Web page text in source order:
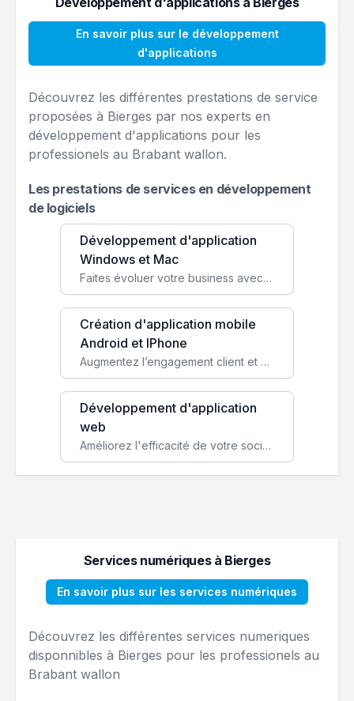
En savoir plus sur le développement
d'applications
Découvrez les différentes prestations de service
proposées à Bierges par nos experts en
développement d'applications pour les
professionels au Brabant wallon.
Les prestations de services en développement
de logiciels
Développement d'application
Windows et Mac
Faites évoluer votre business avec des solutions logicielles personnalisées, parfaitement adaptées à vos besoins spécifiques.
Création d'application mobile
Android et IPhone
Augmentez l’engagement client et simplifiez vos processus avec une application mobile sur mesure, disponible sur iOS et Android.
Développement d'application
web
Améliorez l'efficacité de votre société avec une application web personnalisée accessible partout et tout le temps.
Services numériques à Bierges
En savoir plus sur les services numériques
Découvrez les différentes services numeriques
disponnibles à Bierges pour les professionels au
Brabant wallon